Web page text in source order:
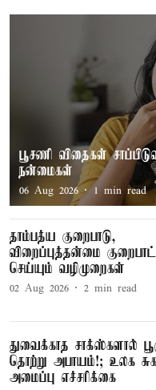
பூசணி விதைகள்
நன்மைகள்
06 Aug 2026 1 min read
தாம்பத்ய குறைபாடு,
விறைப்புத்தன்மை
செய்யும் வழிமுறைகள்
02 Aug 2026 2 min read
துவைக்காத சாக்ஸ்களால்
தொற்று அபாயம்!; உலக
அமைப்பு எச்சரிக்கை